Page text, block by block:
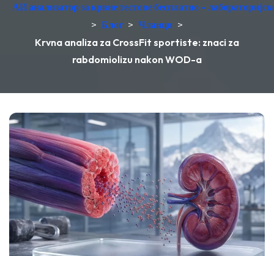
АИ анализатор за крвне тестове бесплатно –
> Блог > Чланци >
Krvna analiza za CrossFit sportiste: znaci za
rabdomiolizu nakon WOD-a